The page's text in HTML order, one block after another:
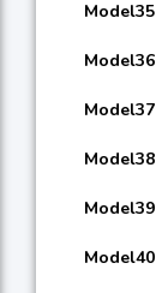
Model35
Model36
Model37
Model38
Model39
Model40